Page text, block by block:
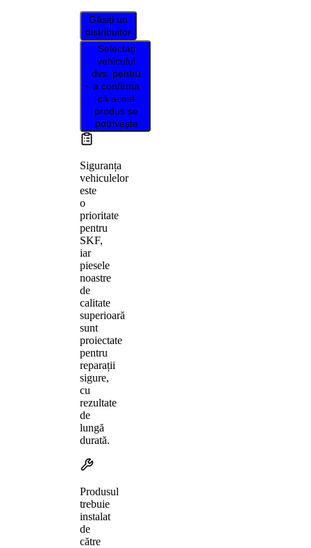
Găsiți un
distribuitor
Selectați
vehiculul
dvs. pentru
a confirma
că acest
produs se
potrivește
Siguranța
vehiculelor
este
o
prioritate
pentru
SKF,
iar
piesele
noastre
de
calitate
superioară
sunt
proiectate
pentru
reparații
sigure,
cu
rezultate
de
lungă
durată.
Produsul
trebuie
instalat
de
către